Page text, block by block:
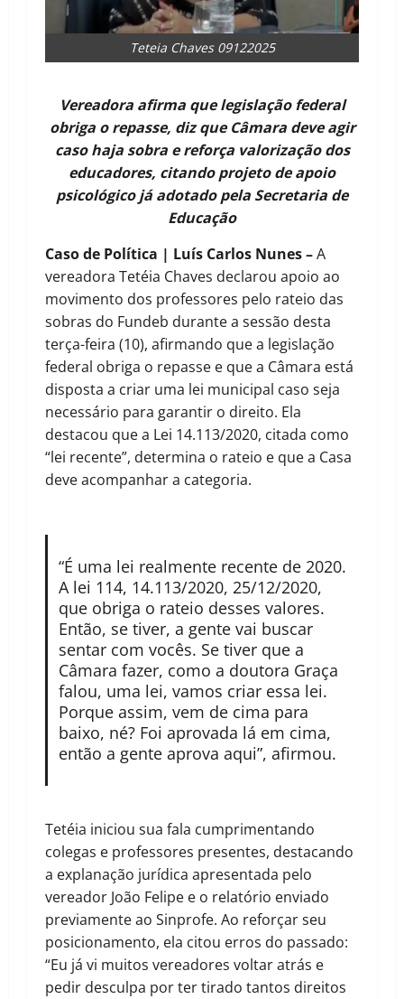
Teteia Chaves 09122025
Vereadora afirma que legislação federal
obriga o repasse, diz que Câmara deve agir
caso haja sobra e reforça valorização dos
educadores, citando projeto de apoio
psicológico já adotado pela Secretaria de
Educação
Caso de Política | Luís Carlos Nunes –A
vereadora Tetéia Chaves declarou apoio ao
movimento dos professores pelo rateio das
sobras do Fundeb durante a sessão desta
terça-feira (10), afirmando que a legislação
federal obriga o repasse e que a Câmara está
disposta a criar uma lei municipal caso seja
necessário para garantir o direito. Ela
destacou que a Lei 14.113/2020, citada como
“lei recente”, determina o rateio e que a Casa
deve acompanhar a categoria.
“É uma lei realmente recente de 2020.
A lei 114, 14.113/2020, 25/12/2020,
que obriga o rateio desses valores.
Então, se tiver, a gente vai buscar
sentar com vocês. Se tiver que a
Câmara fazer, como a doutora Graça
falou, uma lei, vamos criar essa lei.
Porque assim, vem de cima para
baixo, né? Foi aprovada lá em cima,
então a gente aprova aqui”, afirmou.
Tetéia iniciou sua fala cumprimentando
colegas e professores presentes, destacando
a explanação jurídica apresentada pelo
vereador João Felipe e o relatório enviado
previamente ao Sinprofe. Ao reforçar seu
posicionamento, ela citou erros do passado:
“Eu já vi muitos vereadores voltar atrás e
pedir desculpa por ter tirado tantos direitos